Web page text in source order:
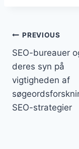
PREVIOUS
SEO-bureauer
deres syn på
vigtigheden af
SEO-strategier